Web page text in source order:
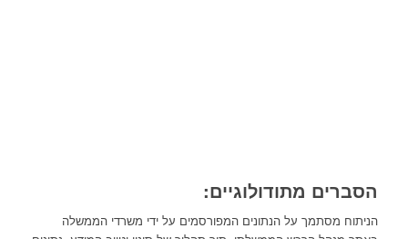
הסברים מתודולוגיים:
הניתוח מסתמך על הנתונים המפורסמים על ידי משרדי הממשלה